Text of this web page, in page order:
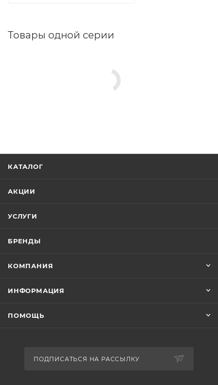
Товары одной серии
КАТАЛОГ
АКЦИИ
УСЛУГИ
БРЕНДЫ
КОМПАНИЯ
ИНФОРМАЦИЯ
ПОМОЩЬ
ПОДПИСАТЬСЯ НА РАССЫЛКУ